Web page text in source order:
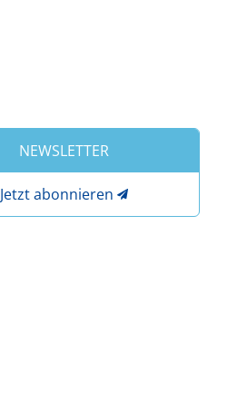
NEWSLETTER
Jetzt abonnieren